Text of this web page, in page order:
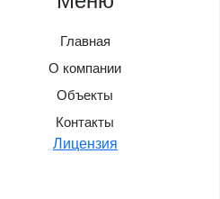
Главная
О компании
Объекты
Контакты
Лицензия